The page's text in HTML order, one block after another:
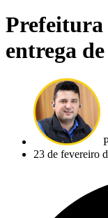
entrega
23 de fevereiro